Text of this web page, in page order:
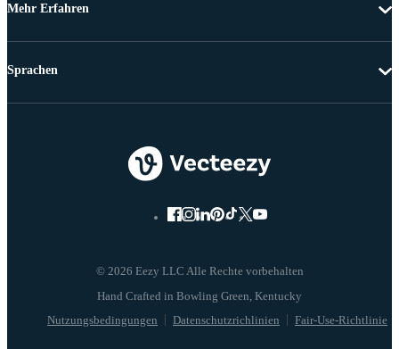
Mehr Erfahren
© 2026 Eezy LLC Alle Rechte vorbehalten
Nutzungsbedingungen Datenschutzrichlinien Fair-Use-Richtlinie
Sprachen